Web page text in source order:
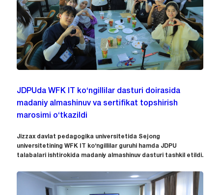
JDPUda WFK IT ko‘ngillilar dasturi doirasida
madaniy almashinuv va sertifikat topshirish
marosimi o‘tkazildi
Jizzax davlat pedagogika universitetida Sejong
universitetining WFK IT ko‘ngillilar guruhi hamda JDPU
talabalari ishtirokida madaniy almashinuv dasturi tashkil etildi.